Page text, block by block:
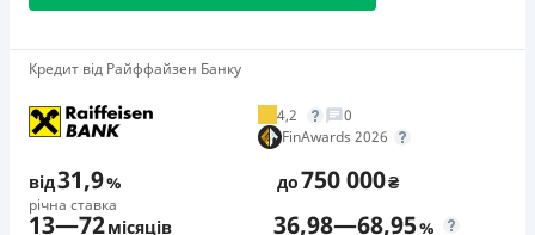
невиконання та/або неналежного виконання.
Детальніше читайте на сайті МФО.
Необхідні документи
Паспорт,ІПН
Вік
18 - 65 років
Переваги
🥇Переможець FinAwards 2026
Переможець FinAwards 2026 «Найкращий кредит
готівкою»
вiд 65%/рік до 500 000 ₴
Додаткова комісія за дострокове погашення
Кредит від Райффайзен Банку
4,2
0
FinAwards 2026
від31,9%
річна ставка
до750 000₴
13—72місяців 36,98—68,95%